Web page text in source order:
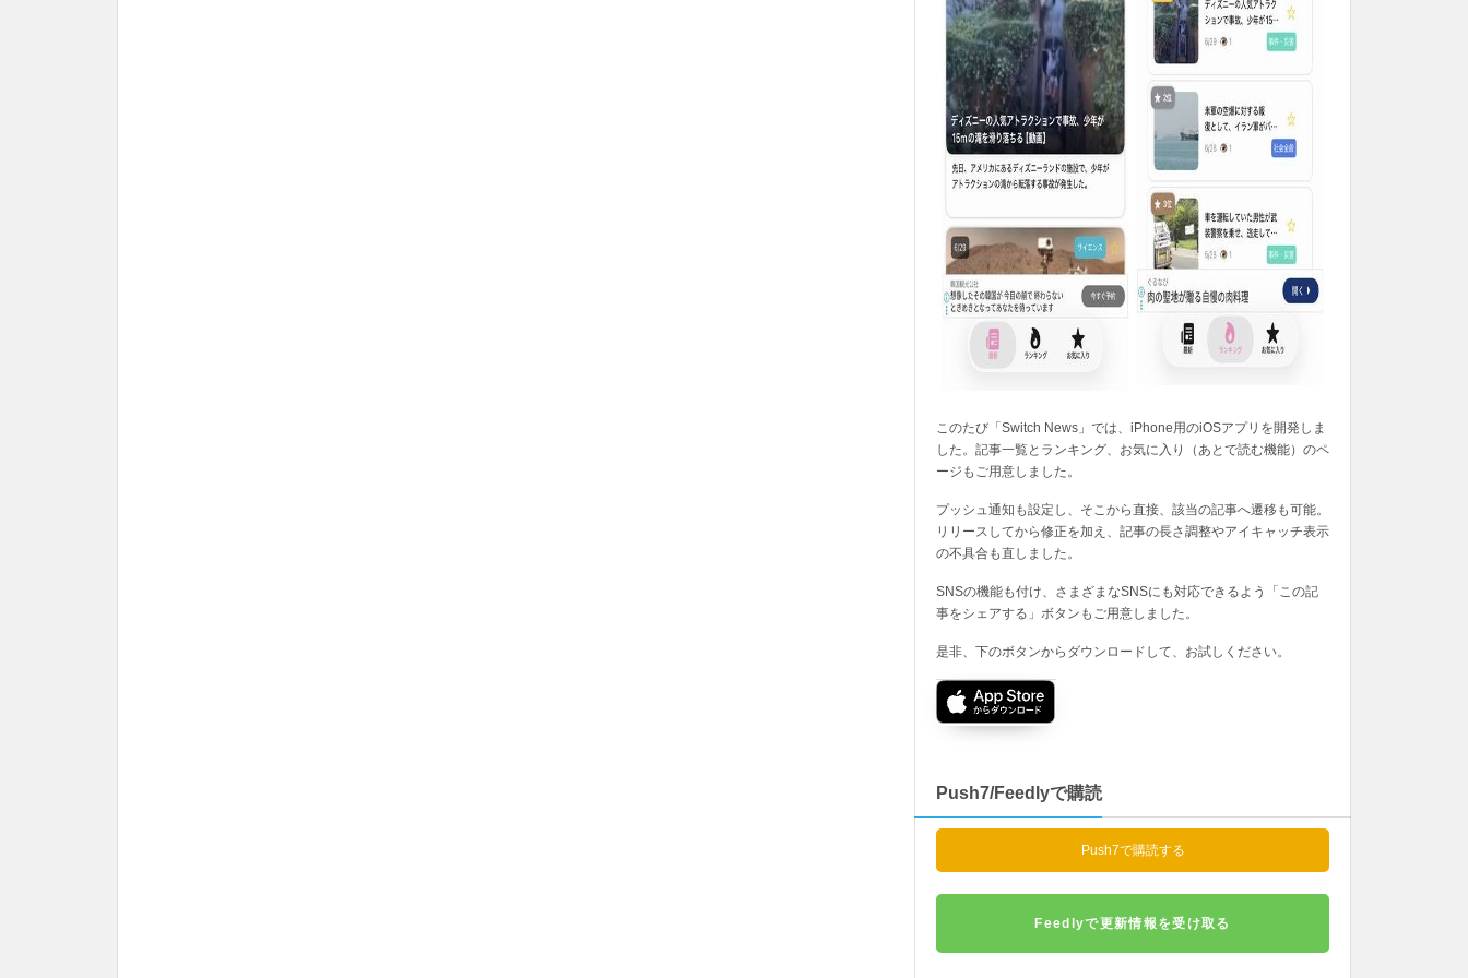
このたび「Switch News」では、iPhone用のiOSアプリを開発しま
した。記事一覧とランキング、お気に入り（あとで読む機能）のペ
ージもご用意しました。
プッシュ通知も設定し、そこから直接、該当の記事へ遷移も可能。
リリースしてから修正を加え、記事の長さ調整やアイキャッチ表示
の不具合も直しました。
SNSの機能も付け、さまざまなSNSにも対応できるよう「この記
事をシェアする」ボタンもご用意しました。
是非、下のボタンからダウンロードして、お試しください。
Push7/Feedlyで購読
Push7で購読する
Feedlyで更新情報を受け取る